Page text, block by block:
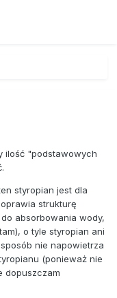
ilość "podstawowych
styropian jest dla
strukturę
absorbowania wody,
o tyle styropian ani
nie napowietrza
(ponieważ nie
dopuszczam